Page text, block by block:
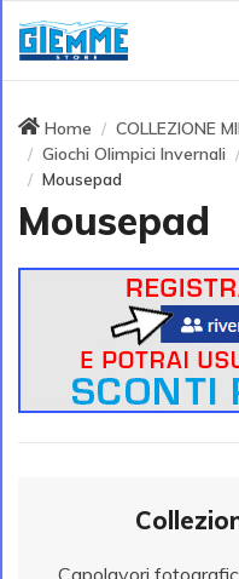
Home
COLLEZIONE
Giochi Olimpici Invernali
Mousepad
Mousepad